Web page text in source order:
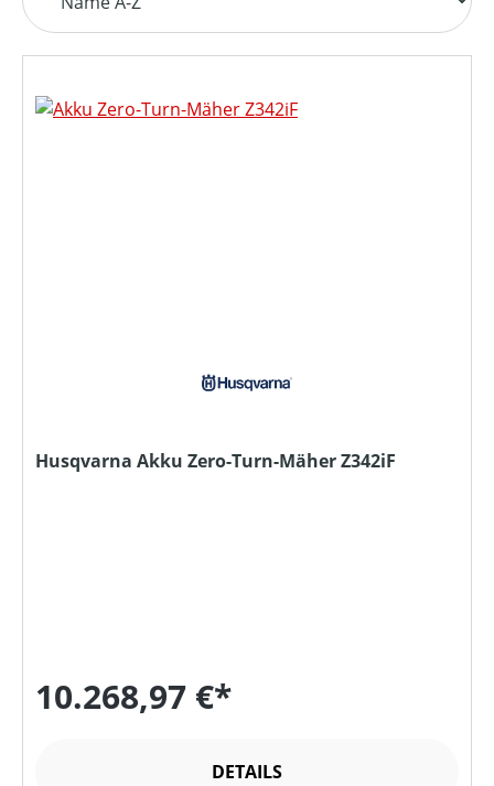
Husqvarna Akku Zero-Turn-Mäher Z342iF
10.268,97 €*
DETAILS